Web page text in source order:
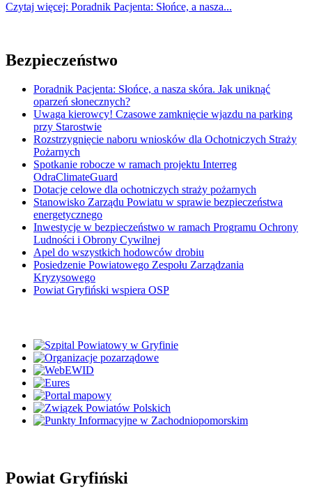
Czytaj więcej: Poradnik Pacjenta: Słońce, a nasza...
Bezpieczeństwo
Poradnik Pacjenta: Słońce, a nasza skóra. Jak uniknąć
oparzeń słonecznych?
Uwaga kierowcy! Czasowe zamknięcie wjazdu na parking
przy Starostwie
Rozstrzygnięcie naboru wniosków dla Ochotniczych Straży
Pożarnych
Spotkanie robocze w ramach projektu Interreg
OdraClimateGuard
Dotacje celowe dla ochotniczych straży pożarnych
Stanowisko Zarządu Powiatu w sprawie bezpieczeństwa
energetycznego
Inwestycje w bezpieczeństwo w ramach Programu Ochrony
Ludności i Obrony Cywilnej
Apel do wszystkich hodowców drobiu
Posiedzenie Powiatowego Zespołu Zarządzania
Kryzysowego
Powiat Gryfiński wspiera OSP
Powiat Gryfiński